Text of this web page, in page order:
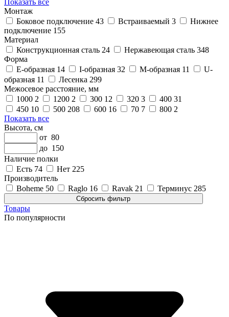
Монтаж
Боковое подключение 43 Встраиваемый 3
Нижнее
подключение 155
Материал
Конструкционная сталь 24 Нержавеющая сталь 348
Форма
E-образная 14 I-образная 32 M-образная 11
U-
образная 11 Лесенка 299
Межосевое расстояние, мм
1000 2 1200 2 300 12 320 3 400 31
450 10 500 208 600 16 70 7 800 2
Показать все
Высота, см
от 80
до 150
Наличие полки
Есть 74 Нет 225
Производитель
Boheme 50 Raglo 16 Ravak 21 Терминус 285
Товары
По популярности